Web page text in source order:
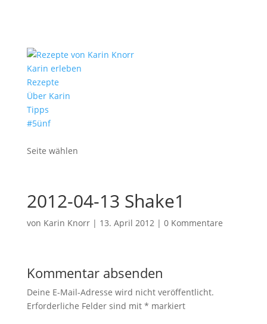
Karin erleben
Rezepte
Über Karin
Tipps
#5ünf
Seite wählen
2012-04-13 Shake1
von Karin Knorr| 13. April 2012| 0 Kommentare
Kommentar absenden
Deine E-Mail-Adresse wird nicht veröffentlicht.
Erforderliche Felder sind mit * markiert